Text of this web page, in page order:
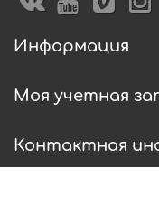
Информация
Моя учетная
Контактная